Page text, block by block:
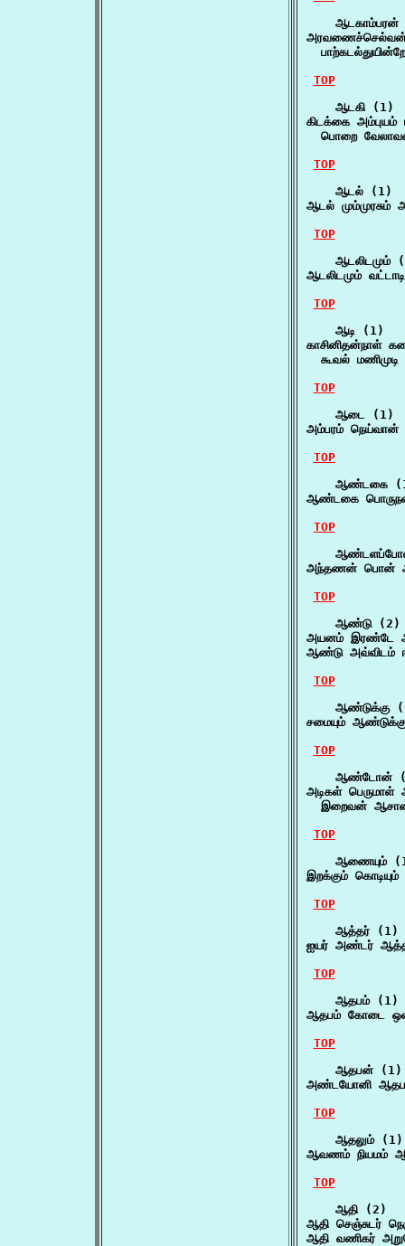
ஆடகாம்பரன்
TOP
    ஆடகி (1)
கிடக்கை
பொறை
TOP
    ஆடல் (1)
ஆடல் மும்முரசும்
TOP
ஆடலிடமும்
ஆடலிடமும்
TOP
    ஆடி (1)
காசினிதன்நாள்
கூவல் மணிமுடி
TOP
    ஆடை (1)
அம்பரம்
TOP
ஆண்டகை
ஆண்டகை
TOP
அந்தணன் பொன்
TOP
    ஆண்டு (2)
அயனம் இரண்டே
ஆண்டு அவ்விடம்
TOP
ஆண்டுக்கு
சமையும்
TOP
ஆண்டோன்
அடிகள்
இறைவன்
TOP
ஆணையும்
இறக்கும்
TOP
    ஆத்தர் (1)
ஐயர் அண்டர்
TOP
    ஆதபம் (1)
ஆதபம் கோடை
TOP
    ஆதபன் (1)
அண்டயோனி
TOP
    ஆதலும் (1)
ஆவணம் நியமம்
TOP
    ஆதி (2)
ஆதி செஞ்சுடர்
ஆதி வணிகர்